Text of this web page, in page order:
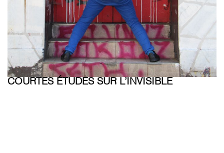
COURTES ÉTUDES SUR L’INVISIBLE